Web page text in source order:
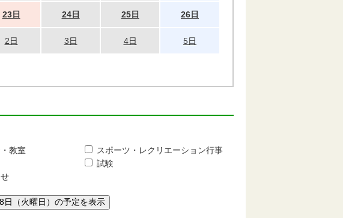
23日 24日 25日 26日
2日 3日 4日 5日
教室
スポーツ・レクリエーション行事
試験
日（火曜日）の予定を表示